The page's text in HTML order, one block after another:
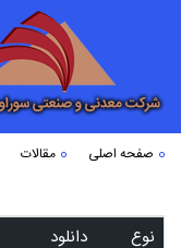
صفحه اصلی مقالات
نوع
دانلود